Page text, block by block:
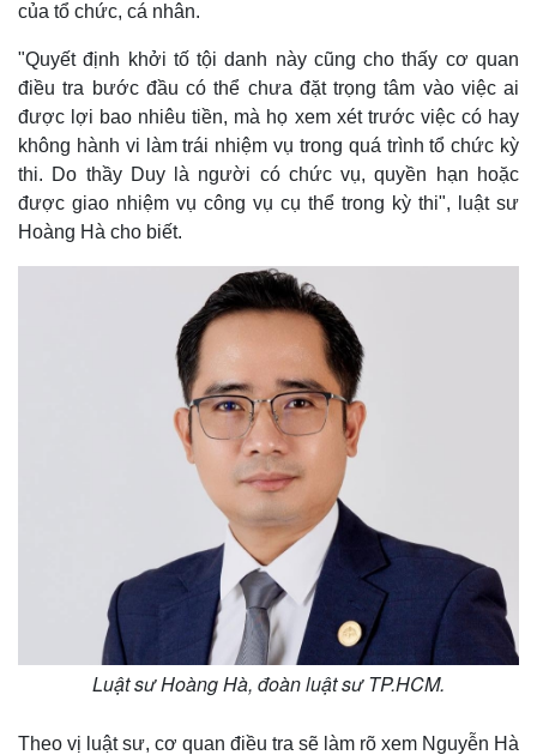
Thế giới
Quan sát
Multimedia
E-Magazine
Infographic
của tổ chức, cá nhân.
"Quyết định khởi tố tội danh này cũng cho thấy cơ quan
điều tra bước đầu có thể chưa đặt trọng tâm vào việc ai
được lợi bao nhiêu tiền, mà họ xem xét trước việc có hay
không hành vi làm trái nhiệm vụ trong quá trình tổ chức kỳ
thi. Do thầy Duy là người có chức vụ, quyền hạn hoặc
được giao nhiệm vụ công vụ cụ thể trong kỳ thi", luật sư
Hoàng Hà cho biết.
Luật sư Hoàng Hà, đoàn luật sư TP.HCM.
Theo vị luật sư, cơ quan điều tra sẽ làm rõ xem Nguyễn Hà